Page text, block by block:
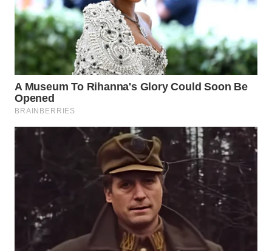
WN
BINJAI
WN
CIREBON
WN
WN
MAJALENGKA
WN